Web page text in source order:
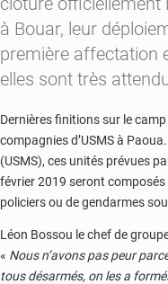
à Bouar, leur
première affectation
elles sont très
Dernières finitions sur le
compagnies d’USMS à
(USMS), ces unités prévues
février 2019 seront composés
policiers ou de gendarmes
Léon Bossou le chef de
« Nous n’avons pas peur
tous désarmés, on les a